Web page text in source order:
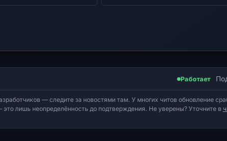
Работает
— следите за новостями там. У многих читов обновление
лишь неопределённость до подтверждения. Не уверены? Уточните в